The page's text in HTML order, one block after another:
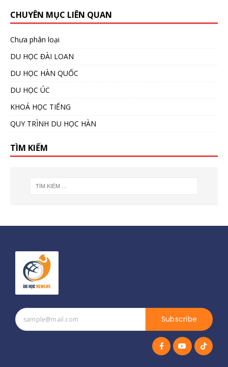
CHUYÊN MỤC LIÊN QUAN
Chưa phân loại
DU HỌC ĐÀI LOAN
DU HỌC HÀN QUỐC
DU HỌC ÚC
KHOÁ HỌC TIẾNG
QUY TRÌNH DU HỌC HÀN
TÌM KIẾM
Subscribe